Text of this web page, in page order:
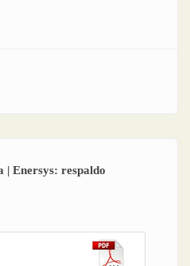
de energía | Evolución para un
| Enersys: respaldo